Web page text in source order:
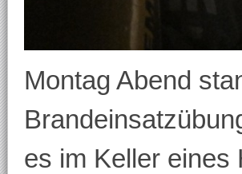
Montag Abend
es im Keller eines